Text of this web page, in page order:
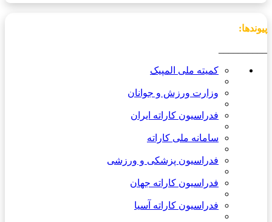
پیوندها:
کمیته ملی المپیک
وزارت ورزش و جوانان
فدراسیون کاراته ایران
سامانه ملی کاراته
فدراسیون پزشکی و ورزشی
فدراسیون کاراته جهان
فدراسیون کاراته آسیا